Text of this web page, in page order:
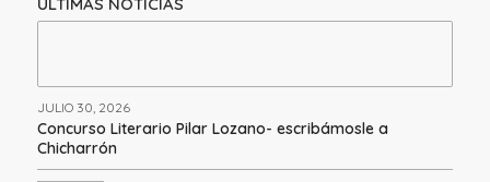
JULIO 30, 2026
Concurso Literario Pilar Lozano- escribámosle a
Chicharrón